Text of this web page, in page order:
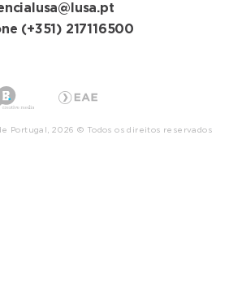
(+351) 217116500
Portugal, 2026 © Todos os direitos reservados